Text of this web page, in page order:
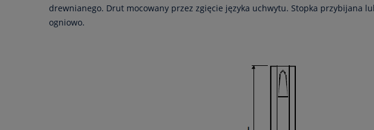
drewnianego. Drut mocowany przez zgięcie języka uchwytu. Stopka przybijana
ogniowo.